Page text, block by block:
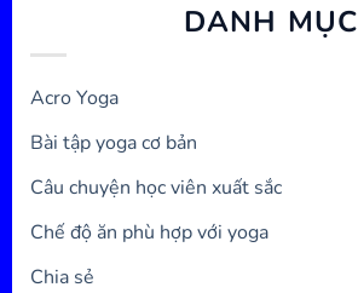
DANH MỤC
Acro Yoga
Bài tập yoga cơ bản
Câu chuyện học viên xuất sắc
Chế độ ăn phù hợp với yoga
Chia sẻ